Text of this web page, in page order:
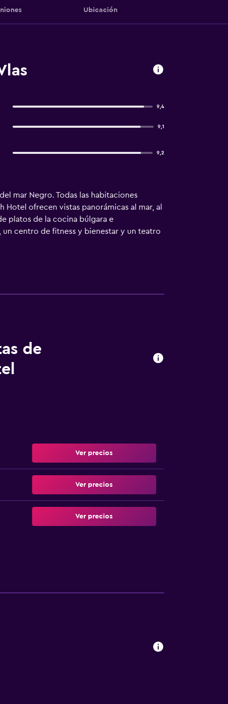
Ubicación
9,4
9,1
9,2
mar Negro. Todas las habitaciones
ofrecen vistas panorámicas al mar, al
platos de la cocina búlgara e
un centro de fitness y bienestar y un teatro
de Nessebar, a 10 km. Se proporciona
de
Ver precios
Ver precios
Ver precios